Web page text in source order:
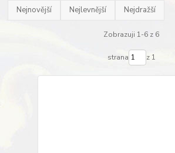
Nejnovější Nejlevnější Nejdražší
Zobrazuji 1-6 z 6
strana z 1